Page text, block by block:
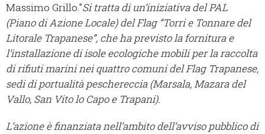
Massimo Grillo."Si tratta di un’iniziativa del PAL
(Piano di Azione Locale) del Flag “Torri e Tonnare del
Litorale Trapanese”, che ha previsto la fornitura e
l’installazione di isole ecologiche mobili per la raccolta
di rifiuti marini nei quattro comuni del Flag Trapanese,
sedi di portualità peschereccia (Marsala, Mazara del
Vallo, San Vito lo Capo e Trapani).
L’azione è finanziata nell’ambito dell’avviso pubblico di